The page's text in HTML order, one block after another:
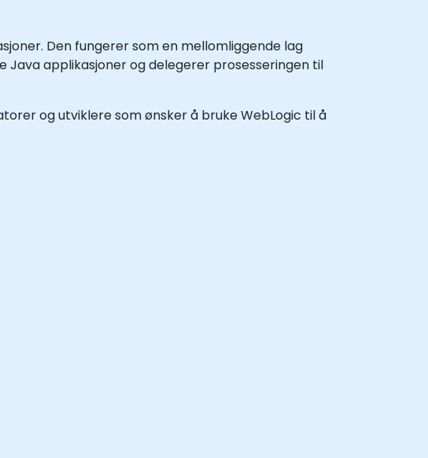
Den fungerer som en mellomliggende lag
applikasjoner og delegerer prosesseringen til
og utviklere som ønsker å bruke WebLogic til å